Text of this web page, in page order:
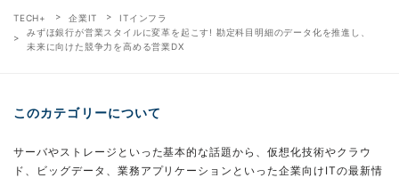
TECH+ 企業IT
ITインフラ
みずほ銀行が営業スタイルに変革を起こす! 勘定科目明細のデータ化を推進し、
未来に向けた競争力を高める営業DX
このカテゴリーについて
サーバやストレージといった基本的な話題から、仮想化技術やクラウ
ド、ビッグデータ、業務アプリケーションといった企業向けITの最新情